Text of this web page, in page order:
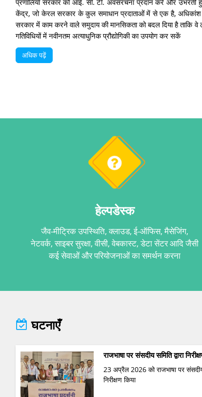
प्रणालियाँ सरकार को आई. सी. टी. अवसंरचना प्रदान करें और उभरती
केंद्र, जो केरल सरकार के कुल समाधान प्रदाताओं में से एक है,
सरकार में काम करने वाले समुदाय की मानसिकता को बदल दिया है ताकि
गतिविधियों में नवीनतम अत्याधुनिक प्रौद्योगिकी का उपयोग कर सकें
अधिक पढ़ें
हेल्पडेस्क
जैव-मीट्रिक उपस्थिति, क्लाउड, ई-ऑफिस, मैसेजिंग,
नेटवर्क, साइबर सुरक्षा, वीसी, वेबकास्ट, डेटा सेंटर आदि जैसी
कई सेवाओं और परियोजनाओं का समर्थन करना
घटनाएँ
राजभाषा पर संसदीय समिति द्वारा
23 अप्रैल 2026 को राजभाषा पर
निरीक्षण किया